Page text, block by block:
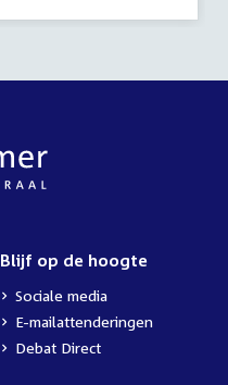
Blijf op de hoogte
Sociale media
E-mailattenderingen
Debat Direct